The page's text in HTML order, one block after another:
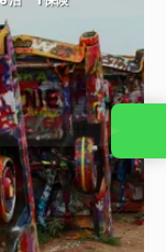
問い合わせ